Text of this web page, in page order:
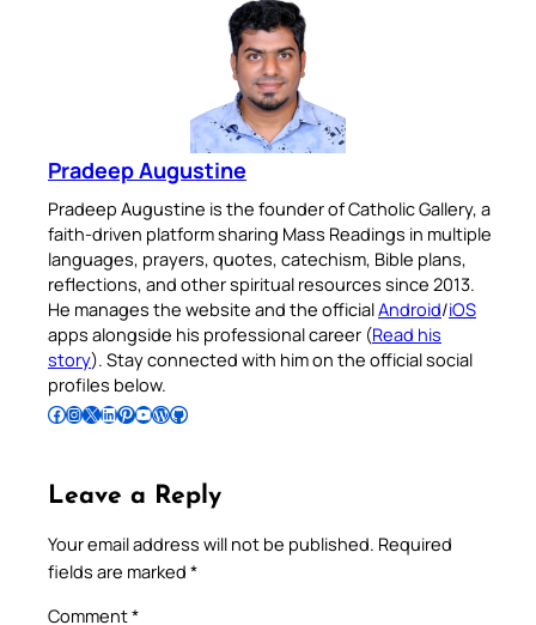
Pradeep Augustine
Pradeep Augustine is the founder of Catholic Gallery, a
faith-driven platform sharing Mass Readings in multiple
languages, prayers, quotes, catechism, Bible plans,
reflections, and other spiritual resources since 2013.
He manages the website and the officialAndroid/iOS
apps alongside his professional career (Read his
story). Stay connected with him on the official social
profiles below.
Follow Pradeep on Facebook Follow Pradeep on InstagramFollow Pradeep on X Follow Pradeep on LinkedIn Follow Pradeep on Pinterest Subscribe to Pradeep’s Youtube Channel Follow Pradeep on WordPress Follow Pradeep on GitHub
Leave a Reply
Your email address will not be published. Required
fields are marked *
Comment*